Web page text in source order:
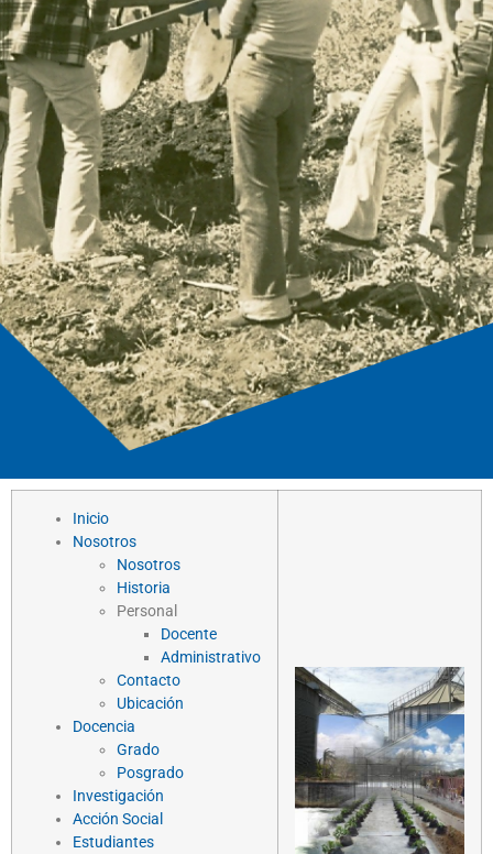
Inicio
Nosotros
Nosotros
Historia
Personal
Docente
Administrativo
Contacto
Ubicación
Docencia
Grado
Posgrado
Investigación
Acción Social
Estudiantes